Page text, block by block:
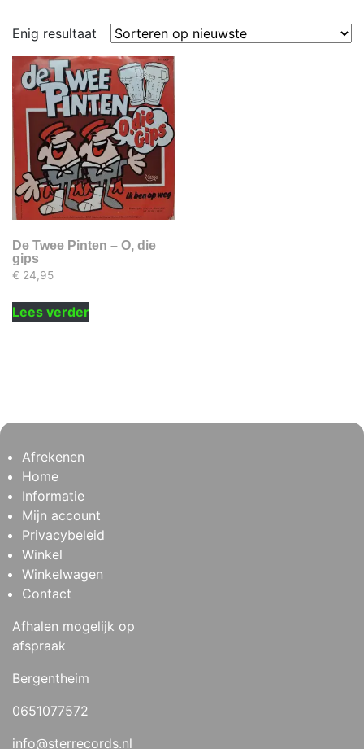
Enig resultaat
De Twee Pinten – O, die
gips
€ 24,95
Lees verder
Afrekenen
Home
Informatie
Mijn account
Privacybeleid
Winkel
Winkelwagen
Contact
Afhalen mogelijk op
afspraak
Bergentheim
0651077572
info@sterrecords.nl